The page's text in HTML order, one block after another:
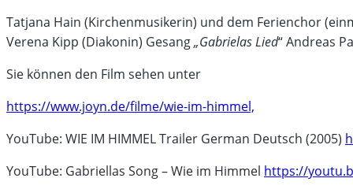
Tatjana Hain (Kirchenmusikerin) und dem Ferienchor
Verena Kipp (Diakonin) Gesang„Gabrielas Lied“ Andreas
Sie können den Film sehen unter
https://www.joyn.de/filme/wie-im-himmel,
YouTube: WIE IM HIMMEL Trailer German Deutsch (2005)
YouTube: Gabriellas Song – Wie im Himmel https://